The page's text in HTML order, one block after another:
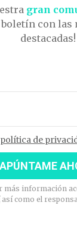
gran
con las
destacadas!
política de
más información
así como el